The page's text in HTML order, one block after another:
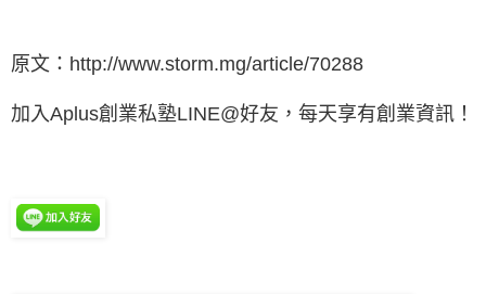
原文： http://www.storm.mg/article/70288
加入Aplus創業私塾LINE@好友，每天享有創業資訊！